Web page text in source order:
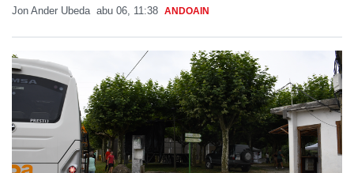
Jon Ander Ubeda abu 06, 11:38 ANDOAIN